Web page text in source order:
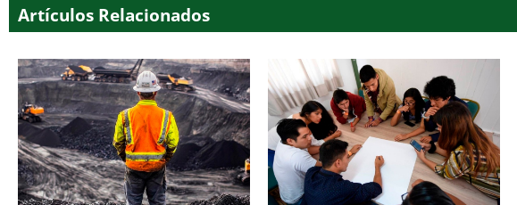
Artículos Relacionados